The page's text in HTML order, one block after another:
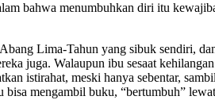
bahwa menumbuhkan diri itu
Lima-Tahun yang sibuk sendiri,
juga. Walaupun ibu sesaat
istirahat, meski hanya sebentar,
mengambil buku, “bertumbuh”